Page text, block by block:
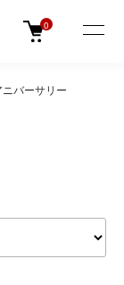
0
ニバーサリー